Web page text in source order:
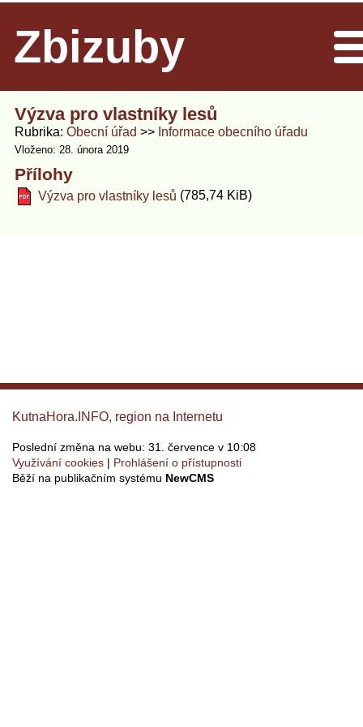
Zbizuby
Výzva pro vlastníky lesů
Rubrika Obecní úřad Informace obecního úřadu
Vloženo: 28. února 2019
Přílohy
Výzva pro vlastníky lesů (785,74 KiB)
KutnaHora.INFO, region na Internetu
Poslední změna na webu: 31. července v 10:08
Využívání cookies
Prohlášení o přístupnosti
Běží na publikačním systému NewCMS